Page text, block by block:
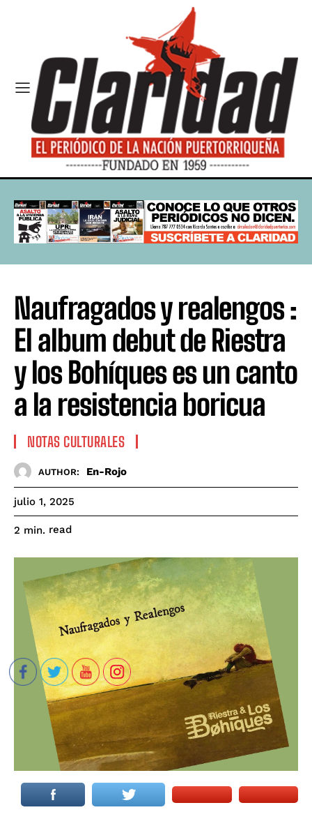
Naufragados y realengos :
El album debut de Riestra
y los Bohíques es un canto
a la resistencia boricua
NOTAS CULTURALES
AUTHOR: En-Rojo
julio 1, 2025
2 min. read